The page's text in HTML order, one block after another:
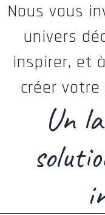
Nous vous
univers
inspirer, et
créer
Un